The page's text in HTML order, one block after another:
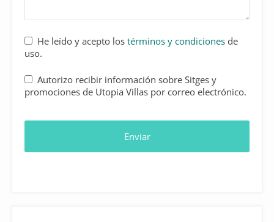
Business
Email
He leído y acepto los términos y condiciones de
uso.
Autorizo recibir información sobre Sitges y
promociones de Utopia Villas por correo electrónico.
Enviar